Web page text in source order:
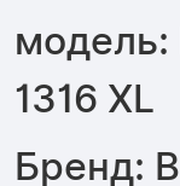
1316 XL
Бренд: